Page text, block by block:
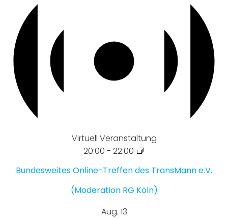
Virtuell Veranstaltung
20:00 - 22:00
Bundesweites Online-Treffen des TransMann e.V.
(Moderation RG Köln)
Aug. 13